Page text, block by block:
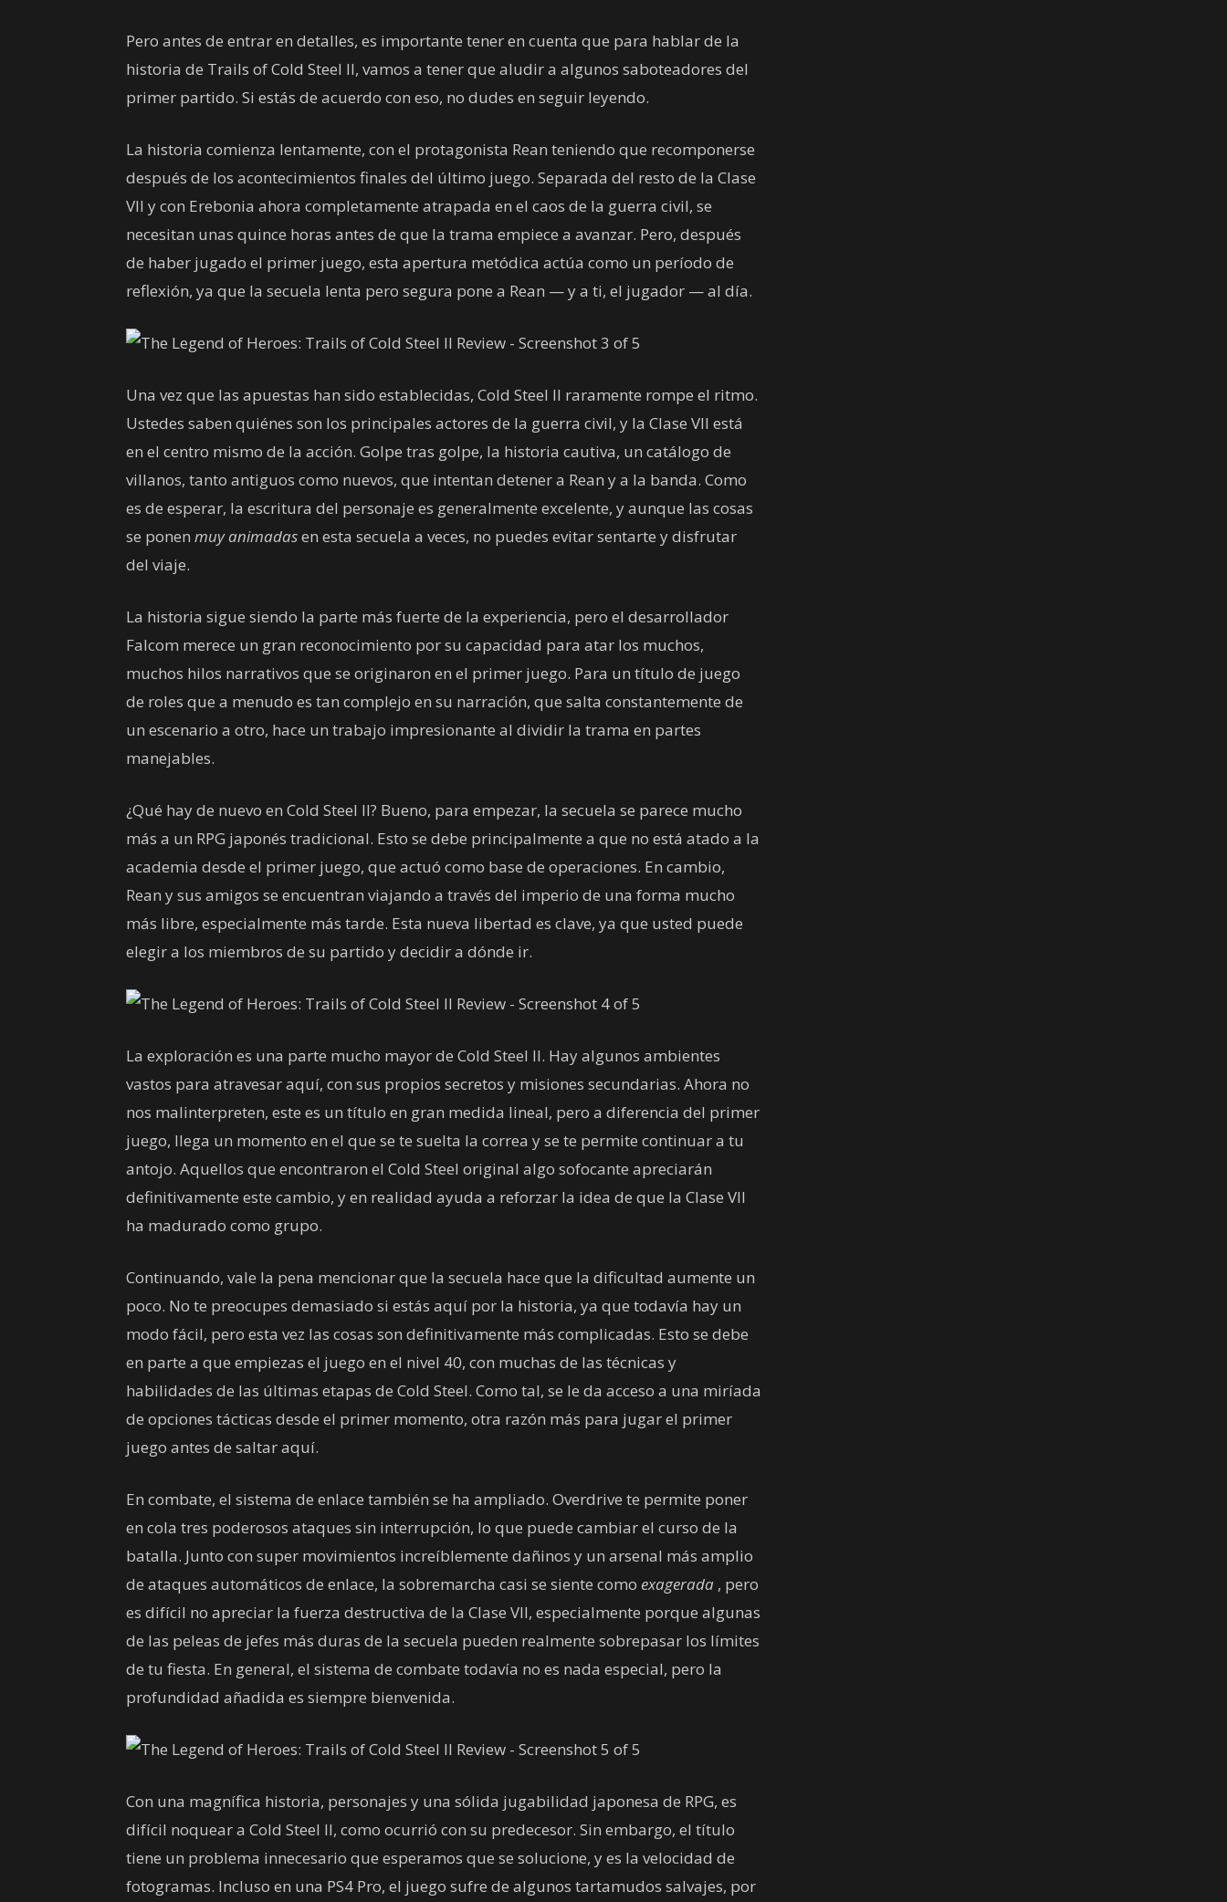
Pero antes de entrar en detalles, es importante tener en cuenta que para hablar de la
historia de Trails of Cold Steel II, vamos a tener que aludir a algunos saboteadores del
primer partido. Si estás de acuerdo con eso, no dudes en seguir leyendo.
La historia comienza lentamente, con el protagonista Rean teniendo que recomponerse
después de los acontecimientos finales del último juego. Separada del resto de la Clase
VII y con Erebonia ahora completamente atrapada en el caos de la guerra civil, se
necesitan unas quince horas antes de que la trama empiece a avanzar. Pero, después
de haber jugado el primer juego, esta apertura metódica actúa como un período de
reflexión, ya que la secuela lenta pero segura pone a Rean — y a ti, el jugador — al día.
Una vez que las apuestas han sido establecidas, Cold Steel II raramente rompe el ritmo.
Ustedes saben quiénes son los principales actores de la guerra civil, y la Clase VII está
en el centro mismo de la acción. Golpe tras golpe, la historia cautiva, un catálogo de
villanos, tanto antiguos como nuevos, que intentan detener a Rean y a la banda. Como
es de esperar, la escritura del personaje es generalmente excelente, y aunque las cosas
se ponen muy animadasen esta secuela a veces, no puedes evitar sentarte y disfrutar
del viaje.
La historia sigue siendo la parte más fuerte de la experiencia, pero el desarrollador
Falcom merece un gran reconocimiento por su capacidad para atar los muchos,
muchos hilos narrativos que se originaron en el primer juego. Para un título de juego
de roles que a menudo es tan complejo en su narración, que salta constantemente de
un escenario a otro, hace un trabajo impresionante al dividir la trama en partes
manejables.
¿Qué hay de nuevo en Cold Steel II? Bueno, para empezar, la secuela se parece mucho
más a un RPG japonés tradicional. Esto se debe principalmente a que no está atado a la
academia desde el primer juego, que actuó como base de operaciones. En cambio,
Rean y sus amigos se encuentran viajando a través del imperio de una forma mucho
más libre, especialmente más tarde. Esta nueva libertad es clave, ya que usted puede
elegir a los miembros de su partido y decidir a dónde ir.
La exploración es una parte mucho mayor de Cold Steel II. Hay algunos ambientes
vastos para atravesar aquí, con sus propios secretos y misiones secundarias. Ahora no
nos malinterpreten, este es un título en gran medida lineal, pero a diferencia del primer
juego, llega un momento en el que se te suelta la correa y se te permite continuar a tu
antojo. Aquellos que encontraron el Cold Steel original algo sofocante apreciarán
definitivamente este cambio, y en realidad ayuda a reforzar la idea de que la Clase VII
ha madurado como grupo.
Continuando, vale la pena mencionar que la secuela hace que la dificultad aumente un
poco. No te preocupes demasiado si estás aquí por la historia, ya que todavía hay un
modo fácil, pero esta vez las cosas son definitivamente más complicadas. Esto se debe
en parte a que empiezas el juego en el nivel 40, con muchas de las técnicas y
habilidades de las últimas etapas de Cold Steel. Como tal, se le da acceso a una miríada
de opciones tácticas desde el primer momento, otra razón más para jugar el primer
juego antes de saltar aquí.
En combate, el sistema de enlace también se ha ampliado. Overdrive te permite poner
en cola tres poderosos ataques sin interrupción, lo que puede cambiar el curso de la
batalla. Junto con super movimientos increíblemente dañinos y un arsenal más amplio
de ataques automáticos de enlace, la sobremarcha casi se siente como exagerada , pero
es difícil no apreciar la fuerza destructiva de la Clase VII, especialmente porque algunas
de las peleas de jefes más duras de la secuela pueden realmente sobrepasar los límites
de tu fiesta. En general, el sistema de combate todavía no es nada especial, pero la
profundidad añadida es siempre bienvenida.
Con una magnífica historia, personajes y una sólida jugabilidad japonesa de RPG, es
difícil noquear a Cold Steel II, como ocurrió con su predecesor. Sin embargo, el título
tiene un problema innecesario que esperamos que se solucione, y es la velocidad de
fotogramas. Incluso en una PS4 Pro, el juego sufre de algunos tartamudos salvajes, por